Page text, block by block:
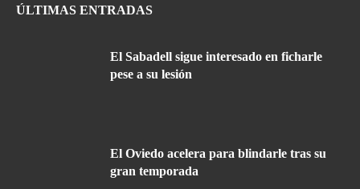
ÚLTIMAS ENTRADAS
El Sabadell sigue interesado en ficharle
pese a su lesión
El Oviedo acelera para blindarle tras su
gran temporada